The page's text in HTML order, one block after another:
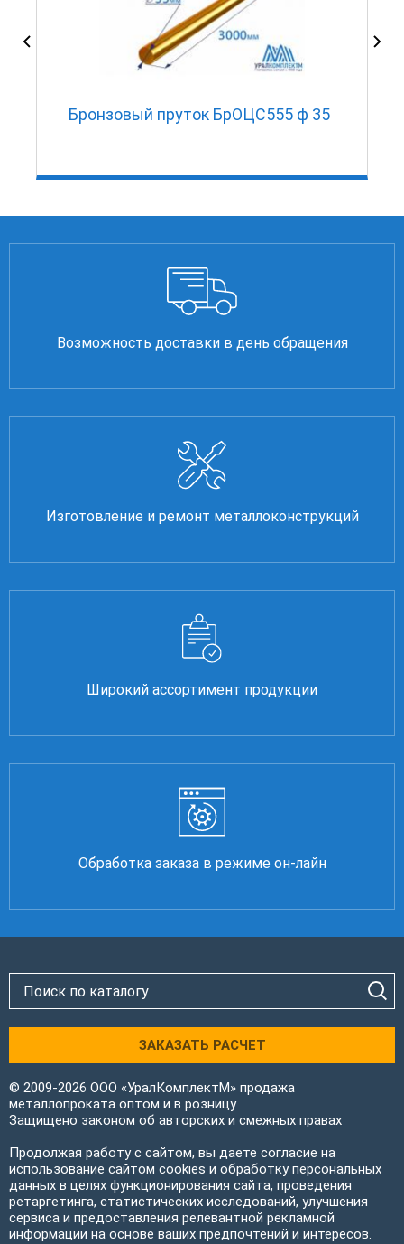
Бронзовый пруток БрОЦС555 ф 35
Возможность доставки в день обращения
Изготовление и ремонт металлоконструкций
Широкий ассортимент продукции
Обработка заказа в режиме он-лайн
ЗАКАЗАТЬ РАСЧЕТ
© 2009-2026 ООО «УралКомплектМ» продажа
металлопроката оптом и в розницу
Защищено законом об авторских и смежных правах
Продолжая работу с сайтом, вы даете согласие на
использование сайтом cookies и обработку персональных
данных в целях функционирования сайта, проведения
ретаргетинга, статистических исследований, улучшения
сервиса и предоставления релевантной рекламной
информации на основе ваших предпочтений и интересов.